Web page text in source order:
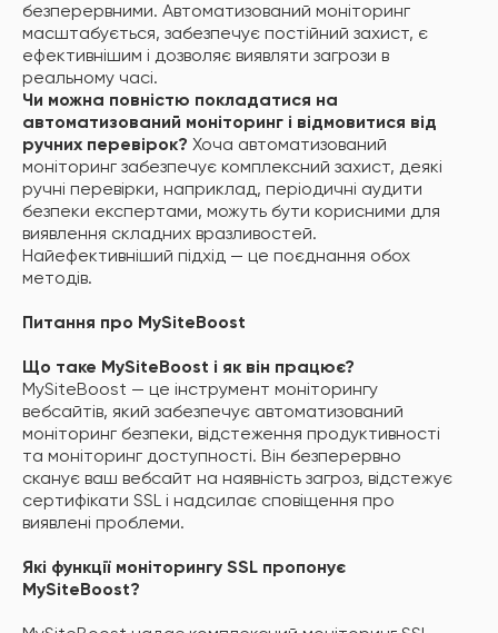
безперервними. Автоматизований моніторинг
масштабується, забезпечує постійний захист, є
ефективнішим і дозволяє виявляти загрози в
реальному часі.
Чи можна повністю покладатися на
автоматизований моніторинг і відмовитися від
ручних перевірок? Хоча автоматизований
моніторинг забезпечує комплексний захист, деякі
ручні перевірки, наприклад, періодичні аудити
безпеки експертами, можуть бути корисними для
виявлення складних вразливостей.
Найефективніший підхід — це поєднання обох
методів.
Питання про MySiteBoost
Що таке MySiteBoost і як він працює?
MySiteBoost — це інструмент моніторингу
вебсайтів, який забезпечує автоматизований
моніторинг безпеки, відстеження продуктивності
та моніторинг доступності. Він безперервно
сканує ваш вебсайт на наявність загроз, відстежує
сертифікати SSL і надсилає сповіщення про
виявлені проблеми.
Які функції моніторингу SSL пропонує
MySiteBoost?